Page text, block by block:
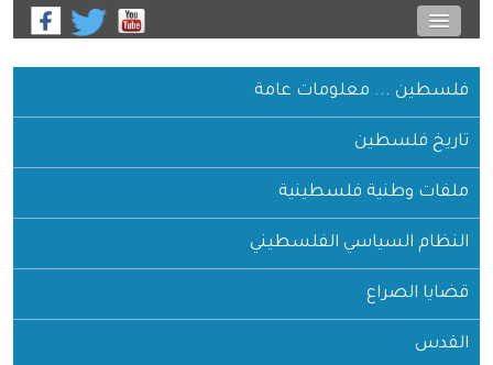
فلسطين ... معلومات عامة
تاريخ فلسطين
ملفات وطنية فلسطينية
النظام السياسي الفلسطيني
قضايا الصراع
القدس